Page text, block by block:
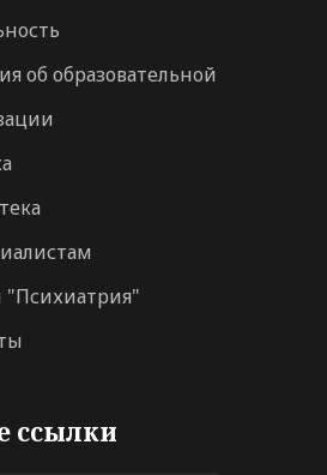
об образовательной
ссылки